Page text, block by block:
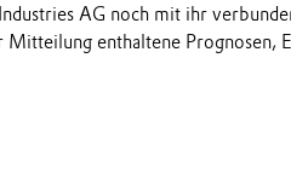
AG noch mit ihr
Mitteilung enthaltene Prognosen,